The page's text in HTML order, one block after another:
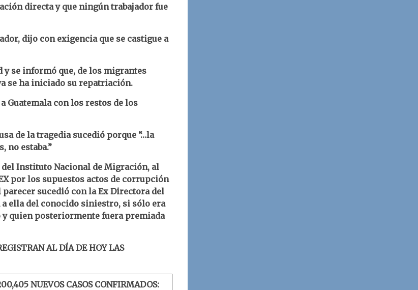
directa y que ningún trabajador fue
dijo con exigencia que se castigue a
se informó que, de los migrantes
se ha iniciado su repatriación.
Guatemala con los restos de los
de la tragedia sucedió porque “…la
no estaba.”
Instituto Nacional de Migración, al
por los supuestos actos de corrupción
sucedió con la Ex Directora del
a ella del conocido siniestro, si sólo era
quien posteriormente fuera premiada
AL DÍA DE HOY LAS
NUEVOS CASOS CONFIRMADOS: